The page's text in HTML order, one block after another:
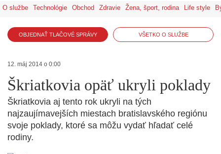
O službe Technológie Obchod Zdravie Žena, šport, rodina Life style
OBJEDNAŤ TLAČOVÉ SPRÁVY VŠETKO O SLUŽBE
12. máj 2014 o 0:00
Škriatkovia opäť ukryli poklady
Škriatkovia aj tento rok ukryli na tých
najzaujímavejších miestach bratislavského regiónu
svoje poklady, ktoré sa môžu vydať hľadať celé
rodiny.